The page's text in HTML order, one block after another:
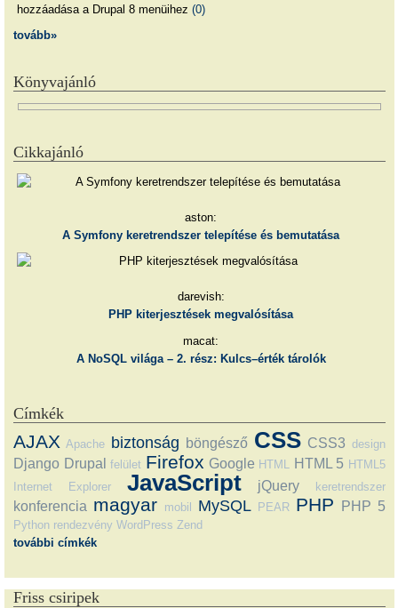
hozzáadása a Drupal 8 menüihez (0)
tovább»
Könyvajánló
Cikkajánló
aston:
A Symfony keretrendszer telepítése és bemutatása
darevish:
PHP kiterjesztések megvalósítása
macat:
A NoSQL világa – 2. rész: Kulcs–érték tárolók
Címkék
AJAX Apache biztonság böngésző CSS CSS3 design
Django Drupal felület Firefox Google HTML HTML 5 HTML5
Internet Explorer
JavaScript jQuery keretrendszer
konferencia magyar mobil MySQL PEAR PHP PHP 5
Python rendezvény WordPress Zend
további címkék
Friss csiripek